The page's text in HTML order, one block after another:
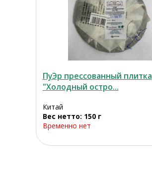
ПуЭр прессованный плитка
"Холодный остро...
Китай
Вес нетто: 150 г
Временно нет